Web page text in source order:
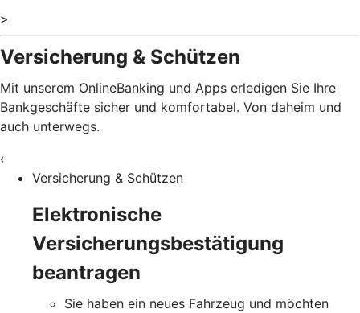
>
Versicherung & Schützen
Mit unserem OnlineBanking und Apps erledigen Sie Ihre
Bankgeschäfte sicher und komfortabel. Von daheim und
auch unterwegs.
‹
Versicherung & Schützen
Elektronische
Versicherungsbestätigung
beantragen
Sie haben ein neues Fahrzeug und möchten